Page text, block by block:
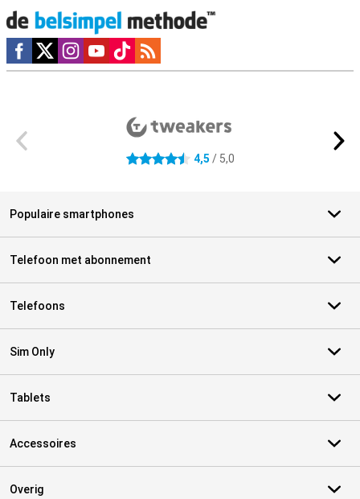
Social media
4.5 sterren 4,5 / 5,0
Populaire smartphones
Telefoon met abonnement
Telefoons
Sim Only
Tablets
Accessoires
Overig